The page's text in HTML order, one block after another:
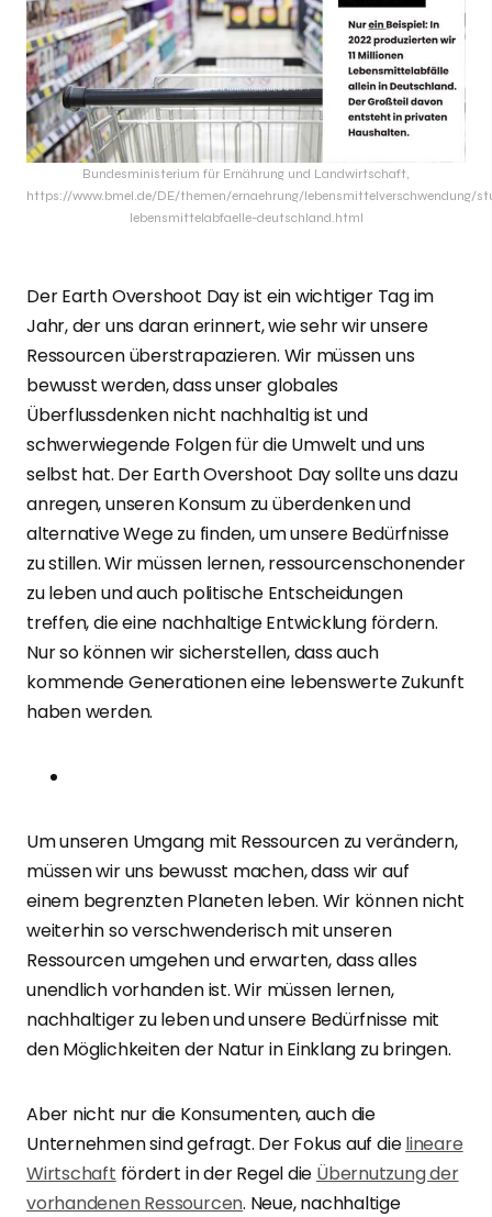
Bundesministerium für Ernährung und Landwirtschaft,
https://www.bmel.de/DE/themen/ernaehrung/lebensmittelverschwendung/
lebensmittelabfaelle-deutschland.html
Der Earth Overshoot Day ist ein wichtiger Tag im
Jahr, der uns daran erinnert, wie sehr wir unsere
Ressourcen überstrapazieren. Wir müssen uns
bewusst werden, dass unser globales
Überflussdenken nicht nachhaltig ist und
schwerwiegende Folgen für die Umwelt und uns
selbst hat. Der Earth Overshoot Day sollte uns dazu
anregen, unseren Konsum zu überdenken und
alternative Wege zu finden, um unsere Bedürfnisse
zu stillen. Wir müssen lernen, ressourcenschonender
zu leben und auch politische Entscheidungen
treffen, die eine nachhaltige Entwicklung fördern.
Nur so können wir sicherstellen, dass auch
kommende Generationen eine lebenswerte Zukunft
haben werden.
Um unseren Umgang mit Ressourcen zu verändern,
müssen wir uns bewusst machen, dass wir auf
einem begrenzten Planeten leben. Wir können nicht
weiterhin so verschwenderisch mit unseren
Ressourcen umgehen und erwarten, dass alles
unendlich vorhanden ist. Wir müssen lernen,
nachhaltiger zu leben und unsere Bedürfnisse mit
den Möglichkeiten der Natur in Einklang zu bringen.
Aber nicht nur die Konsumenten, auch die
Unternehmen sind gefragt. Der Fokus auf dielineare
Wirtschaft fördert in der Regel die Übernutzung der
vorhandenen Ressourcen. Neue, nachhaltige